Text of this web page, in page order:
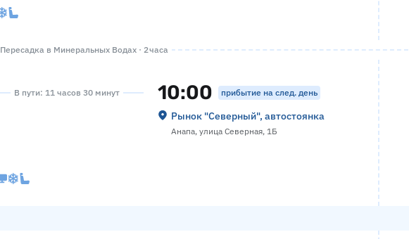
Пересадка в Минеральных Водах · 2 часа
В пути: 11 часов 30 минут 10:00 прибытие на след. день
Рынок "Северный", автостоянка
Анапа, улица Северная, 1Б